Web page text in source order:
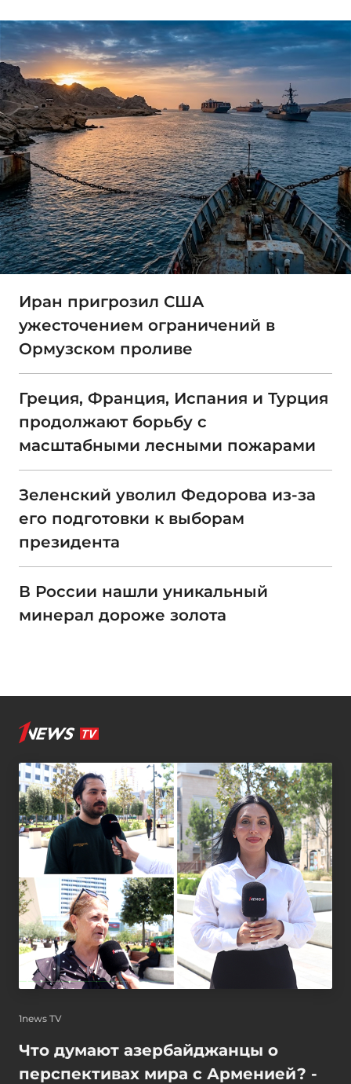
Иран пригрозил США
ужесточением ограничений в
Ормузском проливе
Греция, Франция, Испания и Турция
продолжают борьбу с
масштабными лесными пожарами
Зеленский уволил Федорова из-за
его подготовки к выборам
президента
В России нашли уникальный
минерал дороже золота
1news TV
Что думают азербайджанцы о
перспективах мира с Арменией? -